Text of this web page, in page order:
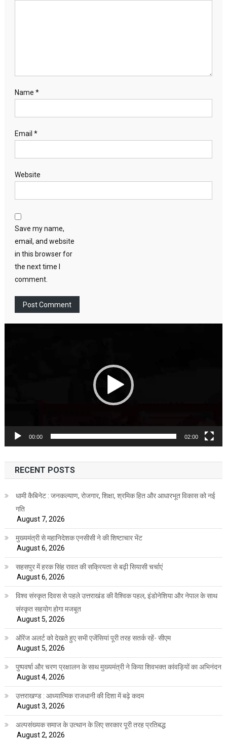
Name *
Email *
Website
Save my name,
email, and website
in this browser for
the next time I
comment.
00:00 02:00
RECENT POSTS
धामी कैबिनेट : जनकल्याण, रोजगार, शिक्षा, श्रमिक हित और आधारभूत विकास को नई
गति
August 7, 2026
मुख्यमंत्री से महानिदेशक एनसीसी ने की शिष्टाचार भेंट
August 6, 2026
सहसपुर में हरक सिंह रावत की सक्रियता से बढ़ी सियासी चर्चाएं
August 6, 2026
विश्व संस्कृत दिवस से पहले उत्तराखंड की वैश्विक पहल, इंडोनेशिया और नेपाल के साथ
संस्कृत सहयोग होगा मजबूत
August 5, 2026
ऑरेंज अलर्ट को देखते हुए सभी एजेंसियां पूरी तरह सतर्क रहें- सीएम
August 5, 2026
पुष्पवर्षा और चरण प्रक्षालन के साथ मुख्यमंत्री ने किया शिवभक्त कांवड़ियों का अभिनंदन
August 4, 2026
उत्तराखण्ड : आध्यात्मिक राजधानी की दिशा में बढ़े कदम
August 3, 2026
अल्पसंख्यक समाज के उत्थान के लिए सरकार पूरी तरह प्रतिबद्ध
August 2, 2026